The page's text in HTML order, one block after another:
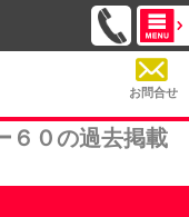
お問合せ
６０の過去掲載